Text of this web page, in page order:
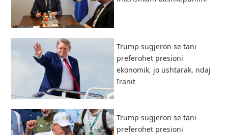
Trump sugjeron se tani
preferohet presioni
ekonomik, jo ushtarak, ndaj
Iranit
Trump sugjeron se tani
preferohet presioni